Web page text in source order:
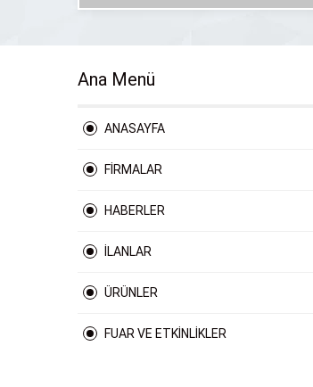
Ana Menü
ANASAYFA
FİRMALAR
HABERLER
İLANLAR
ÜRÜNLER
FUAR VE ETKİNLİKLER